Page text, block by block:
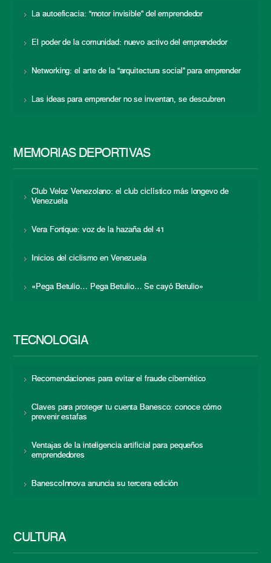
La autoeficacia: “motor invisible” del emprendedor
El poder de la comunidad: nuevo activo del emprendedor
Networking: el arte de la “arquitectura social” para emprender
Las ideas para emprender no se inventan, se descubren
MEMORIAS DEPORTIVAS
Club Veloz Venezolano: el club ciclístico más longevo de
Venezuela
Vera Fortique: voz de la hazaña del 41
Inicios del ciclismo en Venezuela
«Pega Betulio… Pega Betulio… Se cayó Betulio»
TECNOLOGÍA
Recomendaciones para evitar el fraude cibernético
Claves para proteger tu cuenta Banesco: conoce cómo
prevenir estafas
Ventajas de la inteligencia artificial para pequeños
emprendedores
BanescoInnova anuncia su tercera edición
CULTURA